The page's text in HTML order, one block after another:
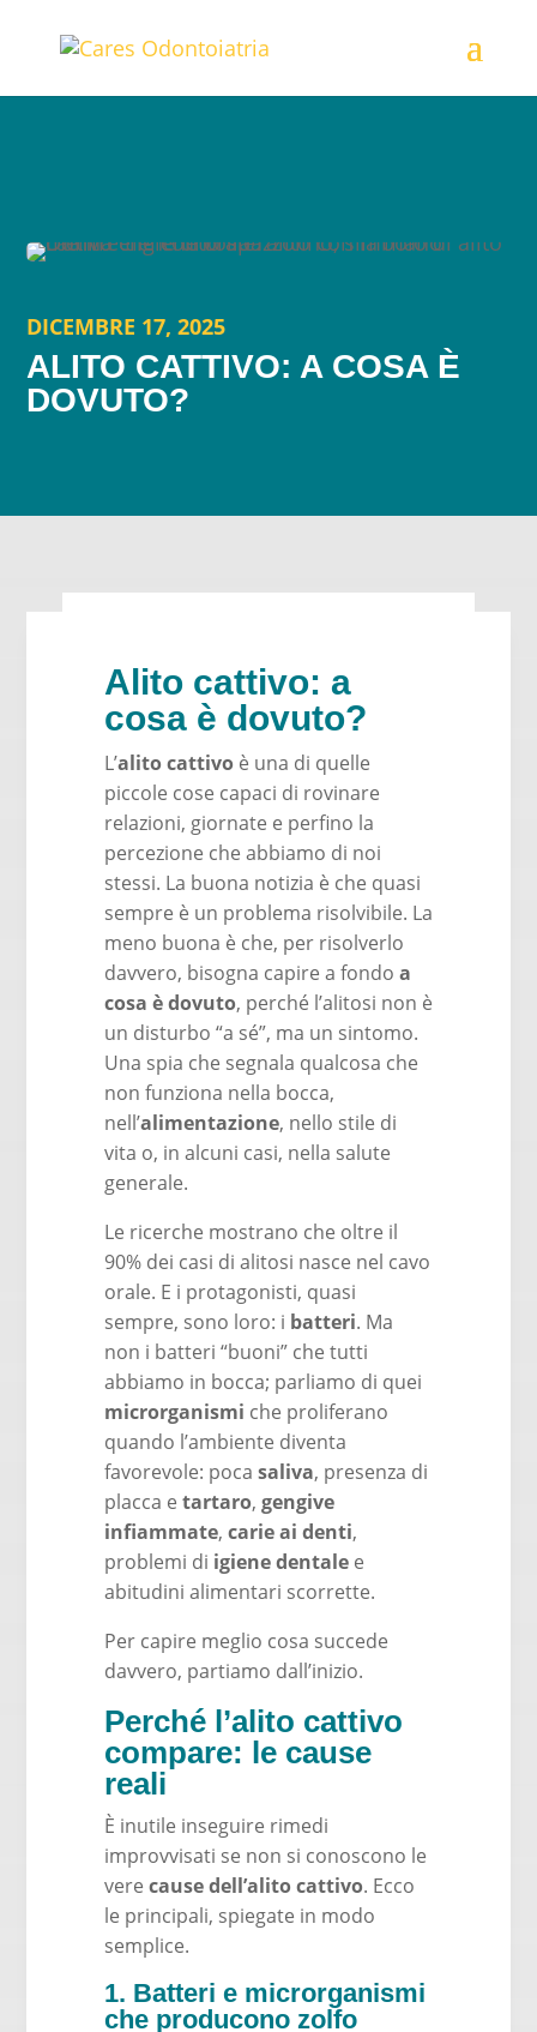
DICEMBRE 17, 2025
ALITO CATTIVO: A COSA È
DOVUTO?
Alito cattivo: a
cosa è dovuto?
L’alito cattivoè una di quelle
piccole cose capaci di rovinare
relazioni, giornate e perfino la
percezione che abbiamo di noi
stessi. La buona notizia è che quasi
sempre è un problema risolvibile. La
meno buona è che, per risolverlo
davvero, bisogna capire a fondo a
cosa è dovuto, perché l’alitosi non è
un disturbo “a sé”, ma un sintomo.
Una spia che segnala qualcosa che
non funziona nella bocca,
nell’alimentazione, nello stile di
vita o, in alcuni casi, nella salute
generale.
Le ricerche mostrano che oltre il
90% dei casi di alitosi nasce nel cavo
orale. E i protagonisti, quasi
sempre, sono loro: i batteri. Ma
non i batteri “buoni” che tutti
abbiamo in bocca; parliamo di quei
microrganismi che proliferano
quando l’ambiente diventa
favorevole: poca saliva, presenza di
placca e tartaro, gengive
infiammate, carie ai denti,
problemi di igiene dentalee
abitudini alimentari scorrette.
Per capire meglio cosa succede
davvero, partiamo dall’inizio.
Perché l’alito cattivo
compare: le cause
reali
È inutile inseguire rimedi
improvvisati se non si conoscono le
vere cause dell’alito cattivo. Ecco
le principali, spiegate in modo
semplice.
1. Batteri e microrganismi
che producono zolfo